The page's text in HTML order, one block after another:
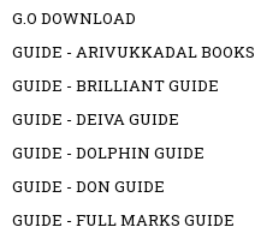
G.O DOWNLOAD
GUIDE - ARIVUKKADAL BOOKS
GUIDE - BRILLIANT GUIDE
GUIDE - DEIVA GUIDE
GUIDE - DOLPHIN GUIDE
GUIDE - DON GUIDE
GUIDE - FULL MARKS GUIDE